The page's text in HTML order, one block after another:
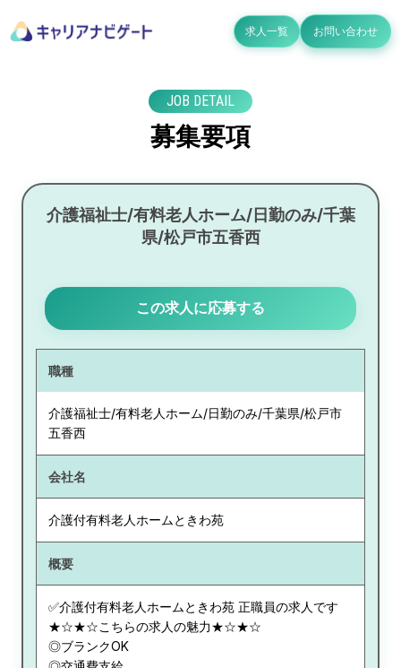
求人一覧 お問い合わせ
JOB DETAIL
募集要項
介護福祉士/有料老人ホーム/日勤のみ/千葉
県/松戸市五香西
この求人に応募する
職種
介護福祉士/有料老人ホーム/日勤のみ/千葉県/松戸市
五香西
会社名
介護付有料老人ホームときわ苑
概要
✅介護付有料老人ホームときわ苑 正職員の求人です
★☆★☆こちらの求人の魅力★☆★☆
◎ブランクOK